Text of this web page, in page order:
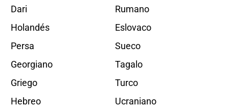
Dari
Holandés
Persa
Georgiano
Griego
Hebreo
Rumano
Eslovaco
Sueco
Tagalo
Turco
Ucraniano